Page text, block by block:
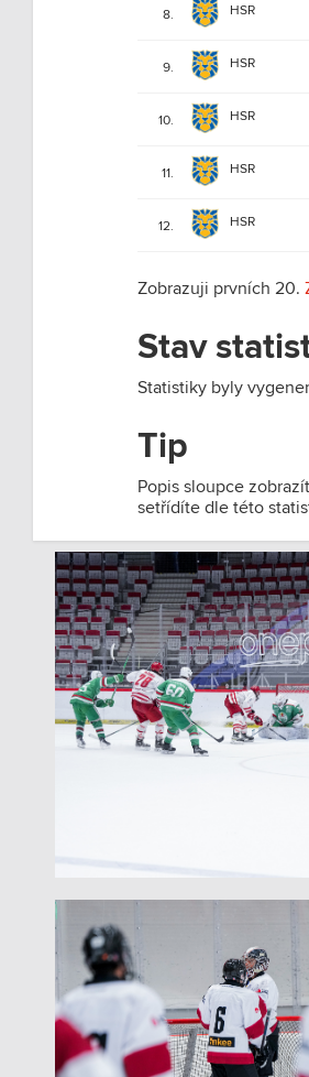
8. HSR
9. HSR
10. HSR
11. HSR
12. HSR
Zobrazuji prvních 20.
Stav
Statistiky byly
Tip
Popis sloupce
setřídíte dle této